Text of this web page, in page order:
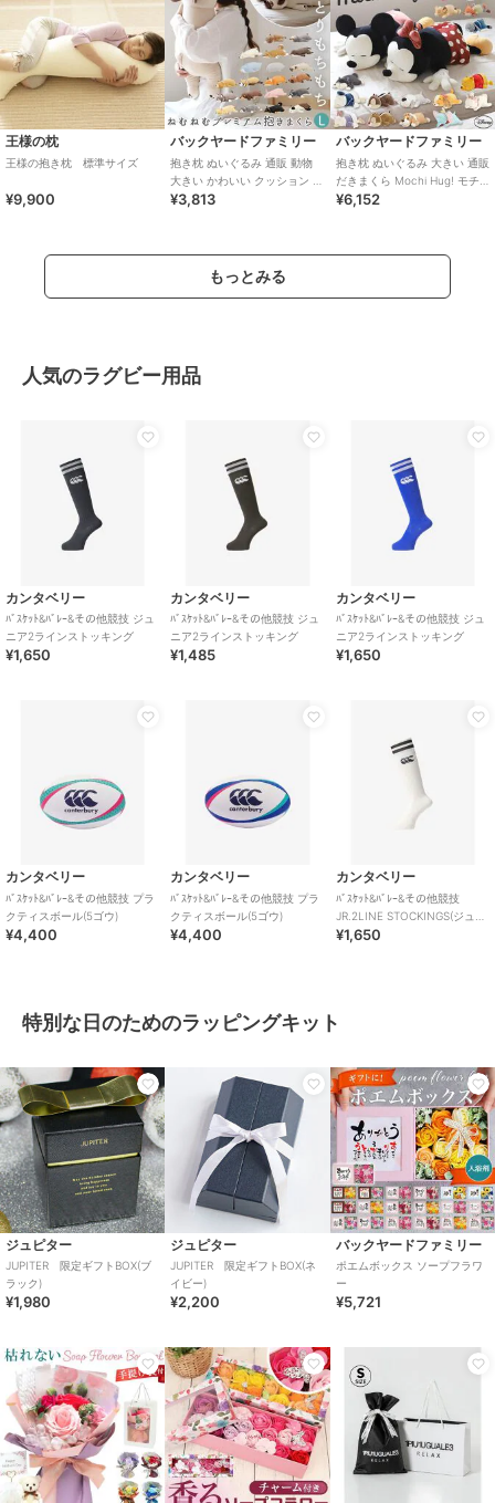
王様の枕
王様の抱き枕 標準サイズ
¥9,900
バックヤードファミリー
抱き枕 ぬいぐるみ 通販 動物
大きい かわいい クッション 子
供 マクラ キッズ 寝具 子供
¥3,813
バックヤードファミリー
抱き枕 ぬいぐるみ 大きい 通販
だきまくら Mochi Hug! モチ
ハグ Disney ディズニ
¥6,152
もっとみる
人気のラグビー用品
カンタベリー
ﾊﾞｽｹｯﾄ&ﾊﾞﾚｰ&その他競技 ジュ
ニア2ラインストッキング
¥1,650
カンタベリー
ﾊﾞｽｹｯﾄ&ﾊﾞﾚｰ&その他競技 ジュ
ニア2ラインストッキング
¥1,485
カンタベリー
ﾊﾞｽｹｯﾄ&ﾊﾞﾚｰ&その他競技 ジュ
ニア2ラインストッキング
¥1,650
カンタベリー
ﾊﾞｽｹｯﾄ&ﾊﾞﾚｰ&その他競技 プラ
クティスボール(5ゴウ)
¥4,400
カンタベリー
ﾊﾞｽｹｯﾄ&ﾊﾞﾚｰ&その他競技 プラ
クティスボール(5ゴウ)
¥4,400
カンタベリー
ﾊﾞｽｹｯﾄ&ﾊﾞﾚｰ&その他競技
JR.2LINE STOCKINGS(ジュニ
ア2ラインストッキング)
¥1,650
特別な日のためのラッピングキット
ジュピター
JUPITER 限定ギフトBOX(ブ
ラック)
¥1,980
ジュピター
JUPITER 限定ギフトBOX(ネ
イビー)
¥2,200
バックヤードファミリー
ポエムボックス ソープフラワ
ー
¥5,721